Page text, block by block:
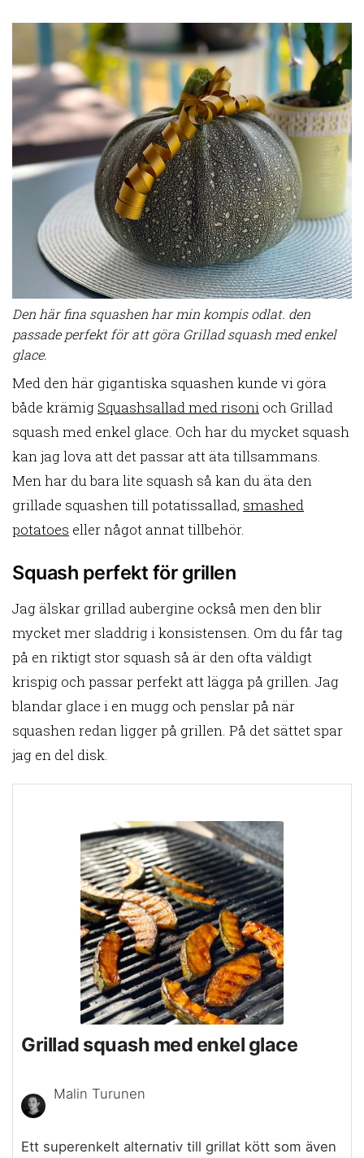
Den här fina squashen har min kompis odlat. den
passade perfekt för att göra Grillad squash med enkel
glace.
Med den här gigantiska squashen kunde vi göra
både krämig Squashsallad med risoni och Grillad
squash med enkel glace. Och har du mycket squash
kan jag lova att det passar att äta tillsammans.
Men har du bara lite squash så kan du äta den
grillade squashen till potatissallad, smashed
potatoes eller något annat tillbehör.
Squash perfekt för grillen
Jag älskar grillad aubergine också men den blir
mycket mer sladdrig i konsistensen. Om du får tag
på en riktigt stor squash så är den ofta väldigt
krispig och passar perfekt att lägga på grillen. Jag
blandar glace i en mugg och penslar på när
squashen redan ligger på grillen. På det sättet spar
jag en del disk.
Grillad squash med enkel glace
Malin Turunen
Ett superenkelt alternativ till grillat kött som även